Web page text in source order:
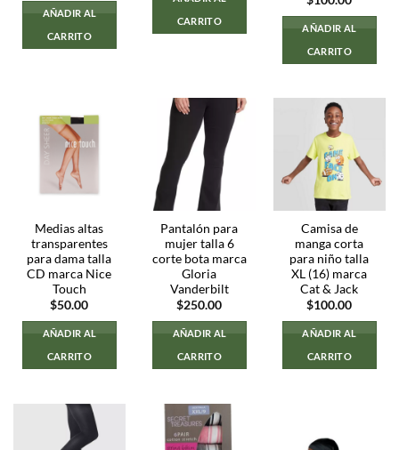
AÑADIR AL
CARRITO
CARRITO
AÑADIR AL
CARRITO
Medias altas
transparentes
para dama talla
CD marca Nice
Touch
$50.00
AÑADIR AL
CARRITO
Pantalón para
mujer talla 6
corte bota marca
Gloria
Vanderbilt
$250.00
AÑADIR AL
CARRITO
Camisa de
manga corta
para niño talla
XL (16) marca
Cat & Jack
$100.00
AÑADIR AL
CARRITO